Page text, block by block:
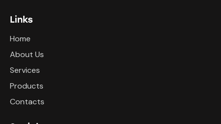
Links
Home
About Us
Services
Products
Contacts